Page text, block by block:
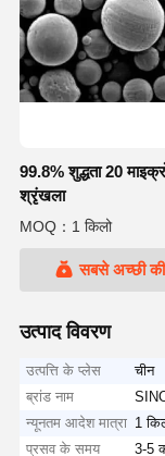
99.8% शुद्धता 20
श्रृंखला
MOQ：1 किलो
सबसे अच्छी
उत्पाद विवरण
उत्पत्ति के प्लेस
चीन
ब्रांड नाम
न्यूनतम आदेश मात्रा 1
प्रसव के समय
3-5